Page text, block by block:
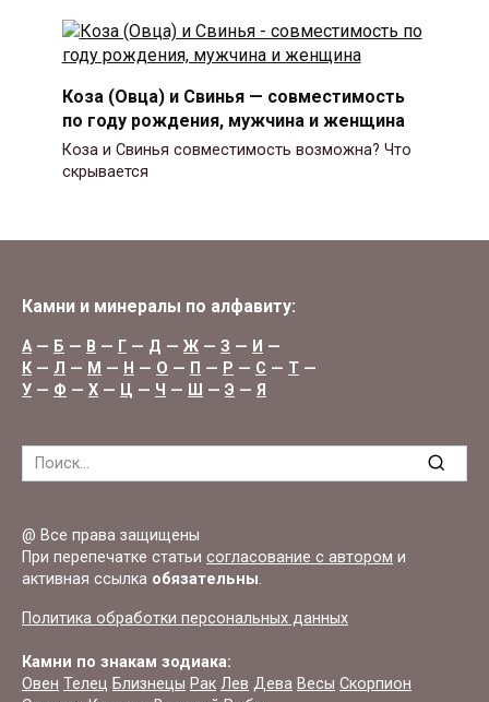
Коза (Овца) и Свинья — совместимость
по году рождения, мужчина и женщина
Коза и Свинья совместимость возможна? Что
скрывается
Камни и минералы по алфавиту:
А— Б — В — Г — Д — Ж — З — И —
К — Л — М — Н — О — П — Р — С — Т —
У — Ф — Х — Ц — Ч — Ш — Э — Я
Search
for:
@ Все права защищены
При перепечатке статьи согласование с автором и
активная ссылка обязательны.
Политика обработки персональных данных
Камни по знакам зодиака:
Овен Телец Близнецы Рак Лев Дева Весы Скорпион